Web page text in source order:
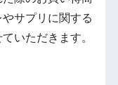
サプリに関する
いただきます。